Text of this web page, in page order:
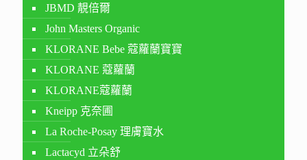
JBMD 靚倍爾
John Masters Organic
KLORANE Bebe 蔻蘿蘭寶寶
KLORANE 蔻蘿蘭
KLORANE蔻蘿蘭
Kneipp 克奈圃
La Roche-Posay 理膚寶水
Lactacyd 立朵舒